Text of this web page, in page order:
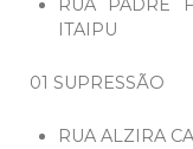
RUA PADRE
ITAIPU
01 SUPRESSÃO
RUA ALZIRA